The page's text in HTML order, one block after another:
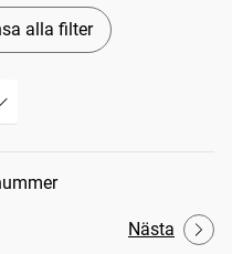
alla filter
Nästa